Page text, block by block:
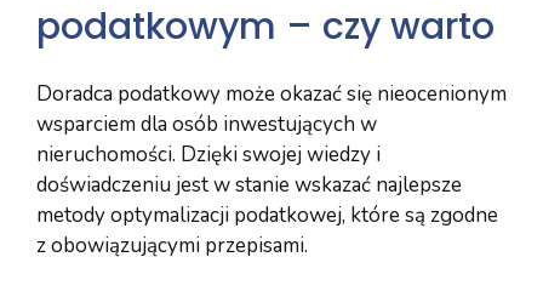
podatkowym – czy warto
Doradca podatkowy może okazać się nieocenionym
wsparciem dla osób inwestujących w
nieruchomości. Dzięki swojej wiedzy i
doświadczeniu jest w stanie wskazać najlepsze
metody optymalizacji podatkowej, które są zgodne
z obowiązującymi przepisami.